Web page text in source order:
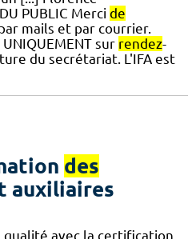
PUBLIC Merci de
mails et par courrier.
sur rendez-
du secrétariat. L'IFA est
des
auxiliaires
qualité avec la certification